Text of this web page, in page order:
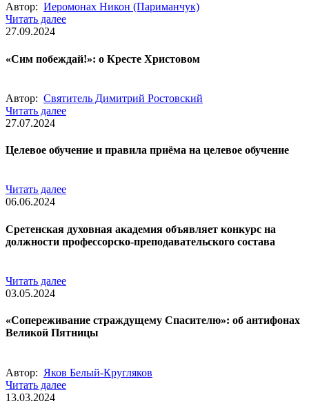
Автор: Иеромонах Никон (Париманчук)
Читать далее
27.09.2024
«Сим побеждай!»: о Кресте Христовом
Автор: Святитель Димитрий Ростовский
Читать далее
27.07.2024
Целевое обучение и правила приёма на целевое обучение
Читать далее
06.06.2024
Сретенская духовная академия объявляет конкурс на
должности профессорско-преподавательского состава
Читать далее
03.05.2024
«Сопереживание страждущему Спасителю»: об антифонах
Великой Пятницы
Автор: Яков Белый-Кругляков
Читать далее
13.03.2024